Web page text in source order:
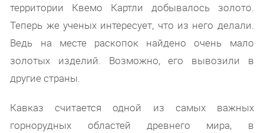
территории Квемо Картли добывалось золото.
Теперь же ученых интересует, что из него делали.
Ведь на месте раскопок найдено очень мало
золотых изделий. Возможно, его вывозили в
другие страны.
Кавказ считается одной из самых важных
горнорудных областей древнего мира, в